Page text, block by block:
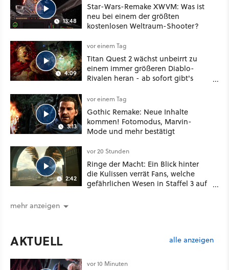
13:48
Star-Wars-Remake XWVM: Was ist
neu bei einem der größten
kostenlosen Weltraum-Shooter?
4:09
vor einem Tag
Titan Quest 2 wächst unbeirrt zu
einem immer größeren Diablo-
Rivalen heran - ab sofort gibt's
Klasse
3:13
vor einem Tag
Gothic Remake: Neue Inhalte
kommen! Fotomodus, Marvin-
Mode und mehr bestätigt
2:42
vor 20 Stunden
Ringe der Macht: Ein Blick hinter
die Kulissen verrät Fans, welche
gefährlichen Wesen in Staffel 3 auf
mehr anzeigen
AKTUELL alle anzeigen
vor 10 Minuten